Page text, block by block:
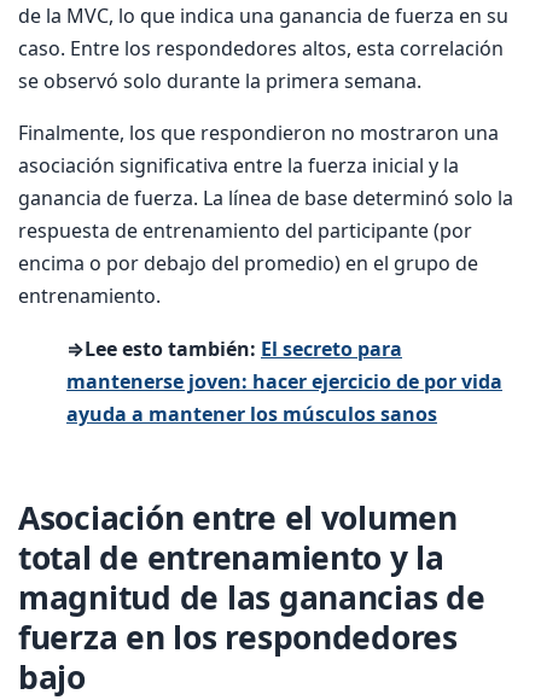
de la MVC, lo que indica una ganancia de fuerza en su
caso. Entre los respondedores altos, esta correlación
se observó solo durante la primera semana.
Finalmente, los que respondieron no mostraron una
asociación significativa entre la fuerza inicial y la
ganancia de fuerza. La línea de base determinó solo la
respuesta de entrenamiento del participante (por
encima o por debajo del promedio) en el grupo de
entrenamiento.
⇒Lee esto también: El secreto para
mantenerse joven: hacer ejercicio de por vida
ayuda a mantener los músculos sanos
Asociación entre el volumen
total de entrenamiento y la
magnitud de las ganancias de
fuerza en los respondedores
bajo